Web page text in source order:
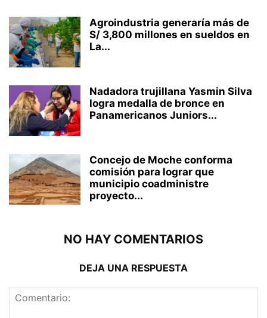
Agroindustria generaría más de
S/ 3,800 millones en sueldos en
La...
Nadadora trujillana Yasmin Silva
logra medalla de bronce en
Panamericanos Juniors...
Concejo de Moche conforma
comisión para lograr que
municipio coadministre
proyecto...
NO HAY COMENTARIOS
DEJA UNA RESPUESTA